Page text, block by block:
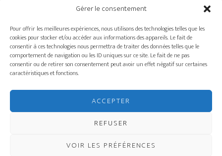
Gérer le consentement
Pour offrir les meilleures expériences, nous utilisons des technologies telles que les
cookies pour stocker et/ou accéder aux informations des appareils. Le fait de
consentir à ces technologies nous permettra de traiter des données telles que le
comportement de navigation ou les ID uniques sur ce site. Le fait de ne pas
consentir ou de retirer son consentement peut avoir un effet négatif sur certaines
caractéristiques et fonctions.
ACCEPTER
REFUSER
VOIR LES PRÉFÉRENCES
ORDINATEUR
Ordinateur – Moniteur
Câble
Batterie ECOFLOW –
Charriot
ÉQUIPEMENT DE